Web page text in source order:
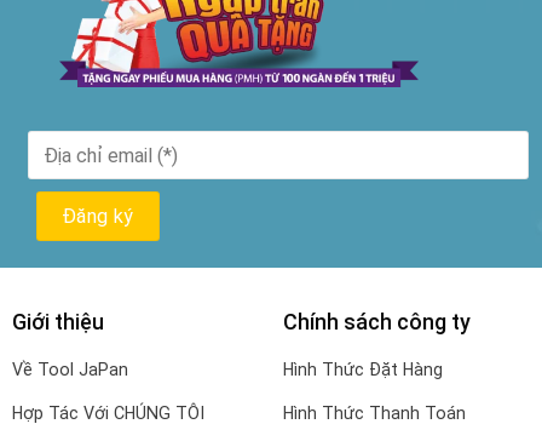
Giới thiệu
Về Tool JaPan
Hợp Tác Với CHÚNG TÔI
Chính sách công ty
Hình Thức Đặt Hàng
Hình Thức Thanh Toán